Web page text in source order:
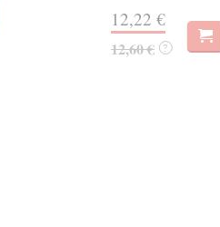
12,22 €
12,60 € ?